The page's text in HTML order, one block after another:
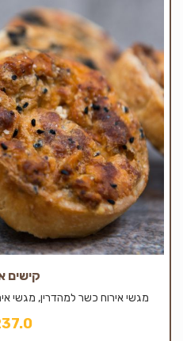
קישים
מגשי אירוח כשר למהדרין, מגשי